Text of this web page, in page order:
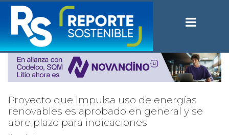
Proyecto que impulsa uso de energías
renovables es aprobado en general y se
abre plazo para indicaciones